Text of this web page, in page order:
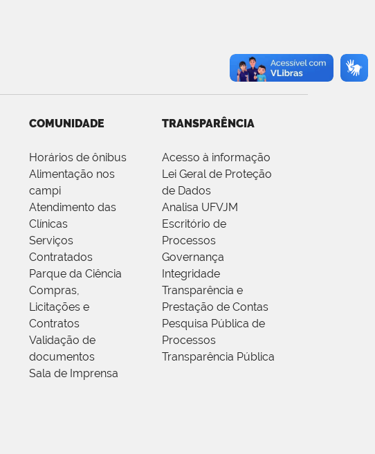
COMUNIDADE
Horários de ônibus
Alimentação nos
campi
Atendimento das
Clínicas
Serviços
Contratados
Parque da Ciência
Compras,
Licitações e
Contratos
Validação de
documentos
Sala de Imprensa
TRANSPARÊNCIA
Acesso à informação
Lei Geral de Proteção
de Dados
Analisa UFVJM
Escritório de
Processos
Governança
Integridade
Transparência e
Prestação de Contas
Pesquisa Pública de
Processos
Transparência Pública